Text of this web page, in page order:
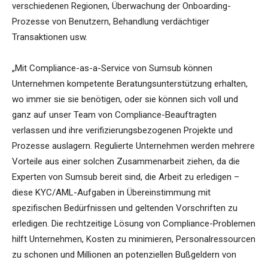
verschiedenen Regionen, Überwachung der Onboarding-
Prozesse von Benutzern, Behandlung verdächtiger
Transaktionen usw.
„Mit Compliance-as-a-Service von Sumsub können
Unternehmen kompetente Beratungsunterstützung erhalten,
wo immer sie sie benötigen, oder sie können sich voll und
ganz auf unser Team von Compliance-Beauftragten
verlassen und ihre verifizierungsbezogenen Projekte und
Prozesse auslagern. Regulierte Unternehmen werden mehrere
Vorteile aus einer solchen Zusammenarbeit ziehen, da die
Experten von Sumsub bereit sind, die Arbeit zu erledigen –
diese KYC/AML-Aufgaben in Übereinstimmung mit
spezifischen Bedürfnissen und geltenden Vorschriften zu
erledigen. Die rechtzeitige Lösung von Compliance-Problemen
hilft Unternehmen, Kosten zu minimieren, Personalressourcen
zu schonen und Millionen an potenziellen Bußgeldern von